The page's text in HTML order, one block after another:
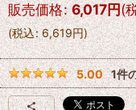
販売価格: 6,017円(
(税込: 6,619円)
5.00 1件